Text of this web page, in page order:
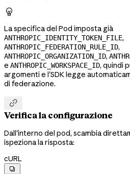

La specifica del Pod imposta già
ANTHROPIC_IDENTITY_TOKEN_FILE,
ANTHROPIC_FEDERATION_RULE_ID,
ANTHROPIC_ORGANIZATION_ID,
e ANTHROPIC_WORKSPACE_ID, quindi
argomenti e l'SDK legge
di federazione.

Verifica la configurazione
Dall'interno del pod, scambia
ispeziona la risposta:
cURL
